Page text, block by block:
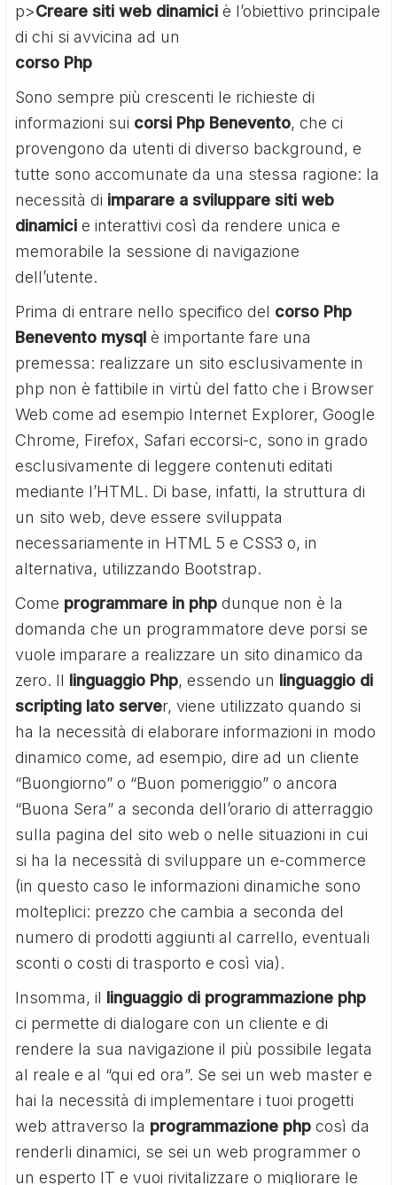
p>Creare siti web dinamici è l’obiettivo principale
di chi si avvicina ad un
corso Php
Sono sempre più crescenti le richieste di
informazioni sui corsi Php Benevento, che ci
provengono da utenti di diverso background, e
tutte sono accomunate da una stessa ragione: la
necessità di imparare a sviluppare siti web
dinamici e interattivi così da rendere unica e
memorabile la sessione di navigazione
dell’utente.
Prima di entrare nello specifico del corso Php
Benevento mysql è importante fare una
premessa: realizzare un sito esclusivamente in
php non è fattibile in virtù del fatto che i Browser
Web come ad esempio Internet Explorer, Google
Chrome, Firefox, Safari eccorsi-c, sono in grado
esclusivamente di leggere contenuti editati
mediante l’HTML. Di base, infatti, la struttura di
un sito web, deve essere sviluppata
necessariamente in HTML 5 e CSS3 o, in
alternativa, utilizzando Bootstrap.
Come programmare in php dunque non è la
domanda che un programmatore deve porsi se
vuole imparare a realizzare un sito dinamico da
zero. Il linguaggio Php, essendo un linguaggio di
scripting lato server, viene utilizzato quando si
ha la necessità di elaborare informazioni in modo
dinamico come, ad esempio, dire ad un cliente
“Buongiorno” o “Buon pomeriggio” o ancora
“Buona Sera” a seconda dell’orario di atterraggio
sulla pagina del sito web o nelle situazioni in cui
si ha la necessità di sviluppare un e-commerce
(in questo caso le informazioni dinamiche sono
molteplici: prezzo che cambia a seconda del
numero di prodotti aggiunti al carrello, eventuali
sconti o costi di trasporto e così via).
Insomma, il linguaggio di programmazione php
ci permette di dialogare con un cliente e di
rendere la sua navigazione il più possibile legata
al reale e al “qui ed ora”. Se sei un web master e
hai la necessità di implementare i tuoi progetti
web attraverso la programmazione php così da
renderli dinamici, se sei un web programmer o
un esperto IT e vuoi rivitalizzare o migliorare le